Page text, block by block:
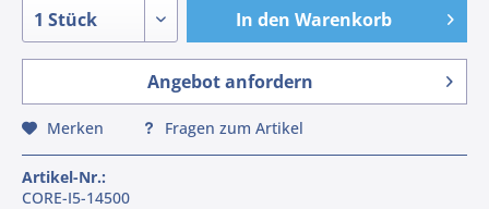
In den Warenkorb
Angebot anfordern
Merken Fragen zum Artikel
Artikel-Nr.:
CORE-I5-14500